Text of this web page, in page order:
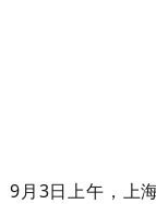
月3日上午，上海